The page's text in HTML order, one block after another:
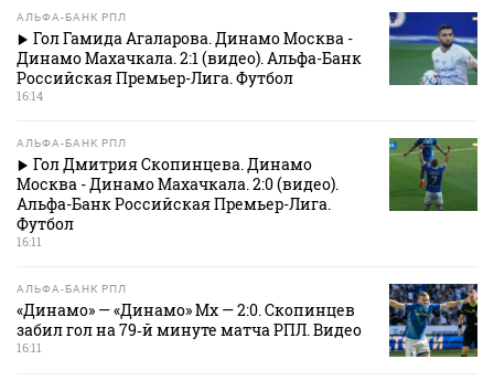
АЛЬФА-БАНК РПЛ
Гол Гамида Агаларова. Динамо Москва -
Динамо Махачкала. 2:1 (видео). Альфа-Банк
Российская Премьер-Лига. Футбол
16:14
АЛЬФА-БАНК РПЛ
Гол Дмитрия Скопинцева. Динамо
Москва - Динамо Махачкала. 2:0 (видео).
Альфа-Банк Российская Премьер-Лига.
Футбол
16:11
АЛЬФА-БАНК РПЛ
«Динамо» — «Динамо» Мх — 2:0. Скопинцев
забил гол на 79‑й минуте матча РПЛ. Видео
16:11